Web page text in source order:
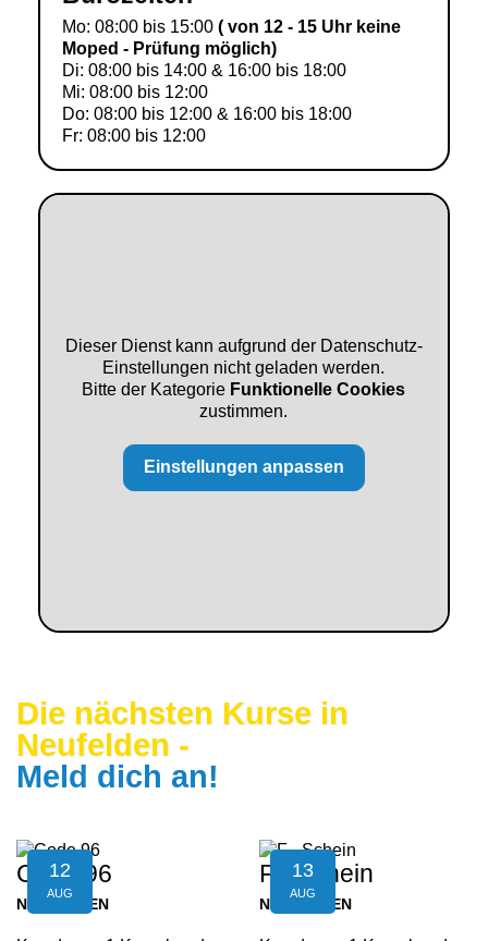
Mo: 08:00 bis 15:00 ( von 12 - 15 Uhr keine
Moped - Prüfung möglich)
Di: 08:00 bis 14:00 & 16:00 bis 18:00
Mi: 08:00 bis 12:00
Do: 08:00 bis 12:00 & 16:00 bis 18:00
Fr: 08:00 bis 12:00
Dieser Dienst kann aufgrund der Datenschutz-
Einstellungen nicht geladen werden.
Bitte der Kategorie Funktionelle Cookies
zustimmen.
Einstellungen anpassen
Die nächsten Kurse in
Neufelden -
Meld dich an!
12
AUG
Code 96
NEUFELDEN
13
AUG
F - Schein
NEUFELDEN